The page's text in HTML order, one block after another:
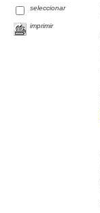
seleccionar
imprimir